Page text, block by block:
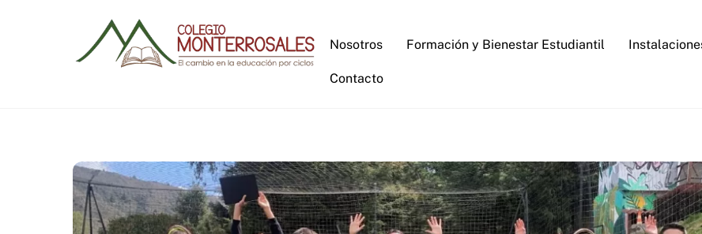
Nosotros Formación y Bienestar Estudiantil
Contacto